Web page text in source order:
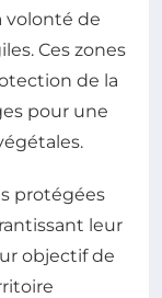
volonté de
Ces zones
de la
pour une
protégées
leur
objectif de